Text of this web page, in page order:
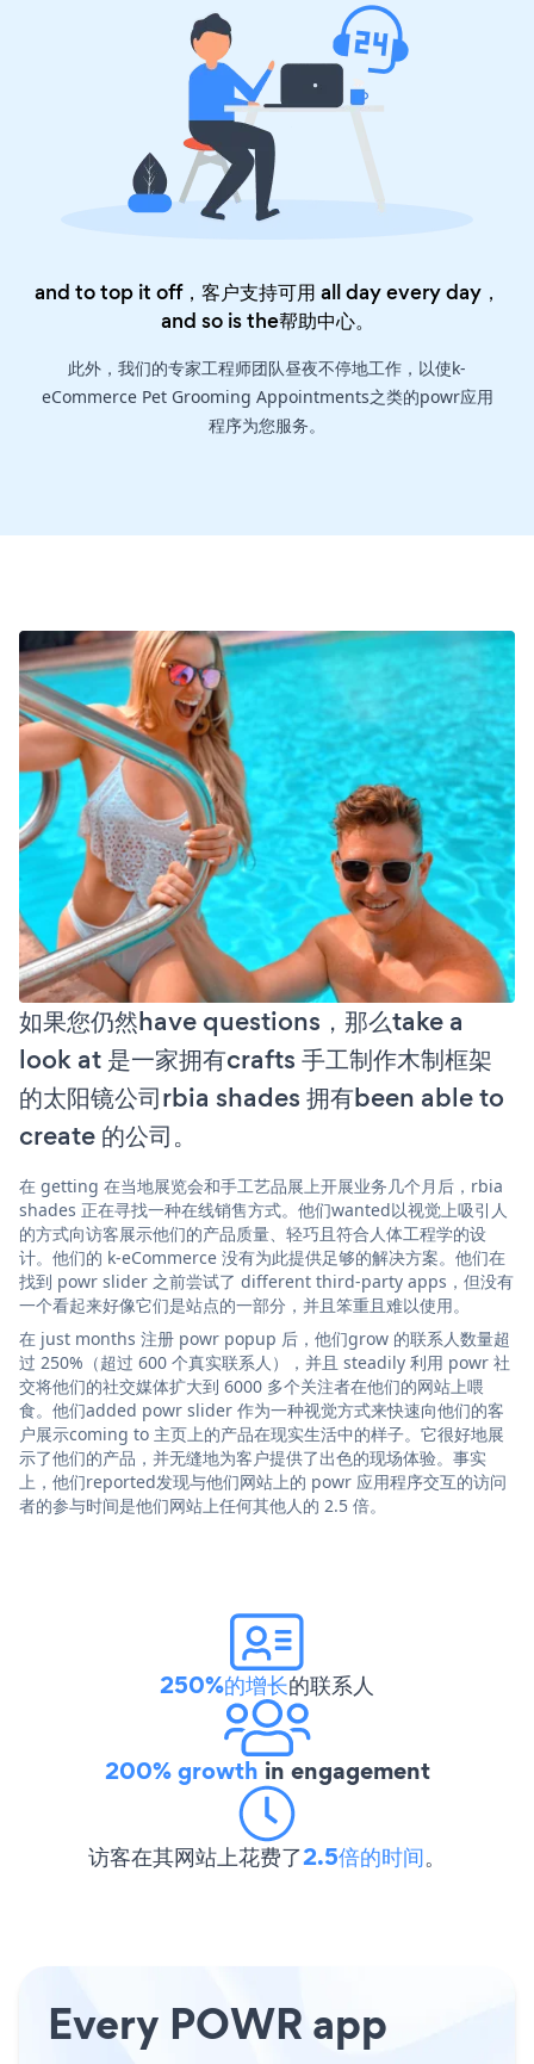
and to top it off，客户支持可用 all day every day，
and so is the帮助中心。
此外，我们的专家工程师团队昼夜不停地工作，以使k-
eCommerce Pet Grooming Appointments之类的powr应用
程序为您服务。
如果您仍然have questions，那么take a
look at 是一家拥有crafts 手工制作木制框架
的太阳镜公司rbia shades 拥有been able to
create 的公司。
在 getting 在当地展览会和手工艺品展上开展业务几个月后，rbia
shades 正在寻找一种在线销售方式。他们wanted以视觉上吸引人
的方式向访客展示他们的产品质量、轻巧且符合人体工程学的设
计。他们的 k-eCommerce 没有为此提供足够的解决方案。他们在
找到 powr slider 之前尝试了 different third-party apps，但没有
一个看起来好像它们是站点的一部分，并且笨重且难以使用。
在 just months 注册 powr popup 后，他们grow 的联系人数量超
过 250%（超过 600 个真实联系人），并且 steadily 利用 powr 社
交将他们的社交媒体扩大到 6000 多个关注者在他们的网站上喂
食。他们added powr slider 作为一种视觉方式来快速向他们的客
户展示coming to 主页上的产品在现实生活中的样子。它很好地展
示了他们的产品，并无缝地为客户提供了出色的现场体验。事实
上，他们reported发现与他们网站上的 powr 应用程序交互的访问
者的参与时间是他们网站上任何其他人的 2.5 倍。
250%的增长的联系人
200% growth in engagement
访客在其网站上花费了2.5倍的时间。
Every POWR app